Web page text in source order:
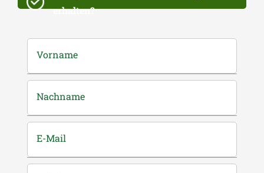
erhalten?
Vorname
Nachname
E-Mail